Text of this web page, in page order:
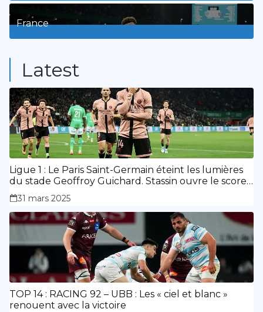
3Posts
France
Latest
Ligue 1 : Le Paris Saint-Germain éteint les lumières
du stade Geoffroy Guichard. Stassin ouvre le score,
doublé de Doué.
31 mars 2025
TOP 14 : RACING 92 – UBB : Les « ciel et blanc »
renouent avec la victoire